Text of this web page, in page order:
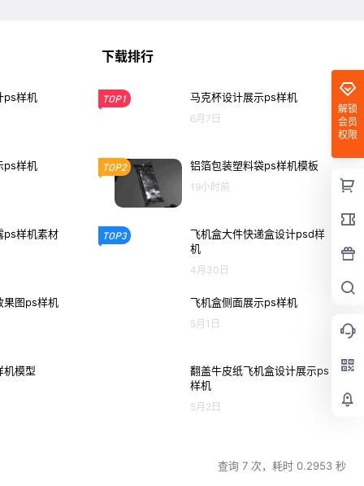
解锁
会员
权限
ps样机
ps样机
ps样机素材
果图ps样机
机模型
下载排行
TOP1 马克杯设计展示ps样机
6月7日
TOP2 铝箔包装塑料袋ps样机模板
19小时前
TOP3
飞机盒大件快递盒设计psd样
机
4月30日
飞机盒侧面展示ps样机
5月1日
翻盖牛皮纸飞机盒设计展示ps
样机
5月2日
查询 7 次，耗时 0.2953 秒